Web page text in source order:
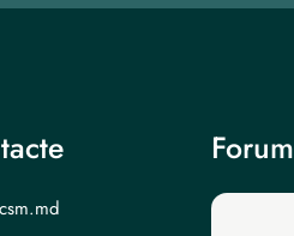
Forum